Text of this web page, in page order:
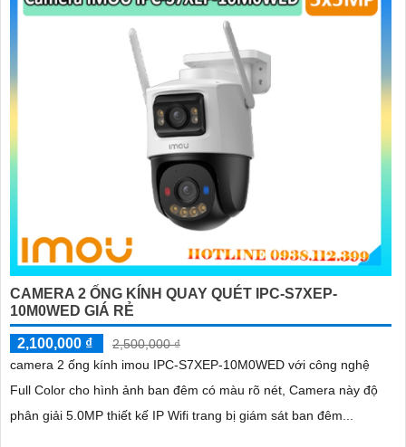
CAMERA 2 ỐNG KÍNH QUAY QUÉT IPC-S7XEP-
10M0WED GIÁ RẺ
2,100,000 ₫
2,500,000 ₫
camera 2 ống kính imou IPC-S7XEP-10M0WED với công nghệ
Full Color cho hình ảnh ban đêm có màu rõ nét, Camera này độ
phân giải 5.0MP thiết kế IP Wifi trang bị giám sát ban đêm...